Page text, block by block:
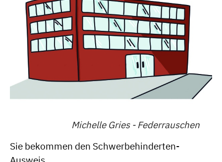
Michelle Gries - Federrauschen
Sie bekommen den Schwerbehinderten-